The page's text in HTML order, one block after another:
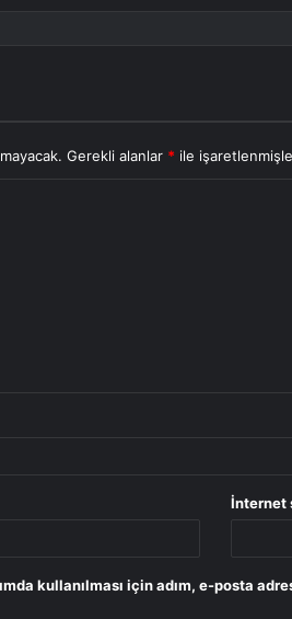
Gerekli alanlar * ile
İnternet
kullanılması için adım, e-posta